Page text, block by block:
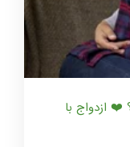
ازدواج با